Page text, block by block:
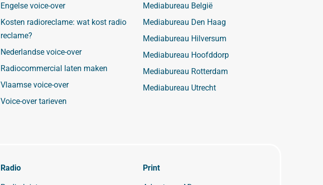
Engelse voice-over
Kosten radioreclame: wat kost radio
reclame?
Nederlandse voice-over
Radiocommercial laten maken
Vlaamse voice-over
Voice-over tarieven
Mediabureau België
Mediabureau Den Haag
Mediabureau Hilversum
Mediabureau Hoofddorp
Mediabureau Rotterdam
Mediabureau Utrecht
Radio Print